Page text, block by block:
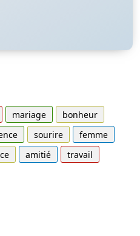
mariage
bonheur
sourire
femme
amitié
travail